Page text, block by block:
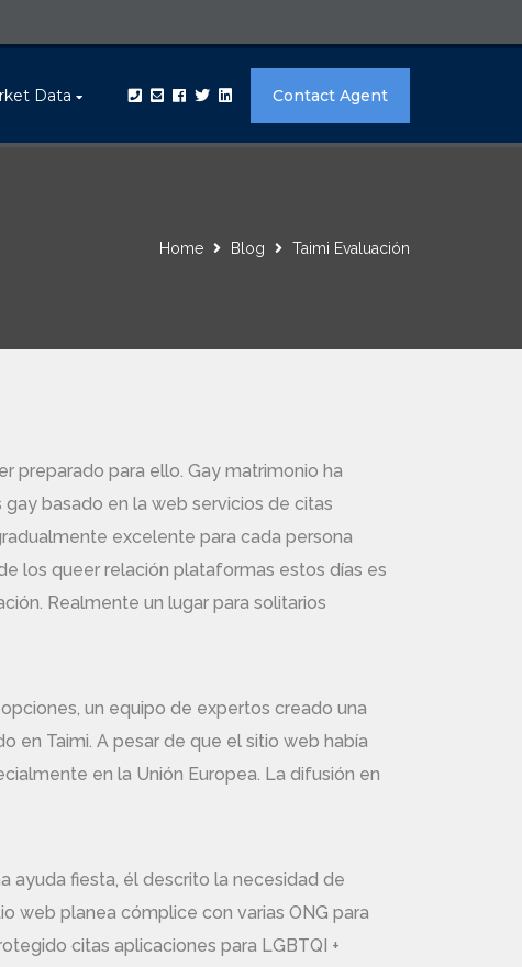
Contact Agent
Data
Home Blog Taimi Evaluación
preparado para ello. Gay matrimonio ha
basado en la web servicios de citas
excelente para cada persona
los queer relación plataformas estos días es
Realmente un lugar para solitarios
un equipo de expertos creado una
en Taimi. A pesar de que el sitio web había
en la Unión Europea. La difusión en
ayuda fiesta, él descrito la necesidad de
web planea cómplice con varias ONG para
citas aplicaciones para LGBTQI +